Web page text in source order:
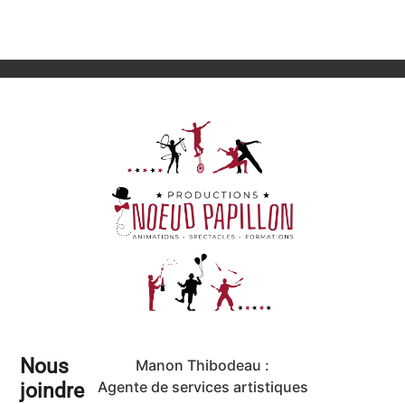
Nous
joindre
Manon Thibodeau :
Agente de services artistiques